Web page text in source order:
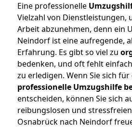
Eine professionelle
Vielzahl von Dienstleistungen,
Arbeit abzunehmen, denn ein
Neindorf ist eine aufregende,
Erfahrung. Es gibt so viel zu
bedenken, und oft fehlt
zu erledigen. Wenn Sie sich für
professionelle Umzugshilfe
entscheiden, können Sie sich
reibungslosen und
Osnabrück nach Neindorf